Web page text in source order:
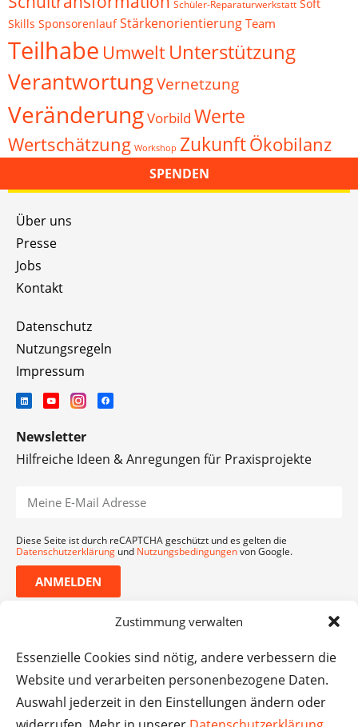
Zustimmung verwalten
Essenzielle Cookies sind nötig, andere verbessern die
Website und verarbeiten personenbezogene Daten.
Auswahl jederzeit in den Einstellungen ändern oder
Schüler-Reparaturwerkstatt Soft
Skills Sponsorenlauf Stärkenorientierung Team
Teilhabe Umwelt Unterstützung
VerantwortungVernetzung
VeränderungVorbild Werte
Wertschätzung Workshop ZukunftÖkobilanz
SPENDEN
Über uns
Presse
Jobs
Kontakt
Datenschutz
Nutzungsregeln
Impressum
Newsletter
Hilfreiche Ideen & Anregungen für Praxisprojekte
Diese Seite ist durch reCAPTCHA geschützt und es gelten die
Datenschutzerklärung und Nutzungsbedingungenvon Google.
ANMELDEN